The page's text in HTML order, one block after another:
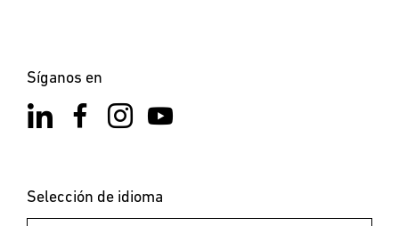
Síganos en
Selección de idioma